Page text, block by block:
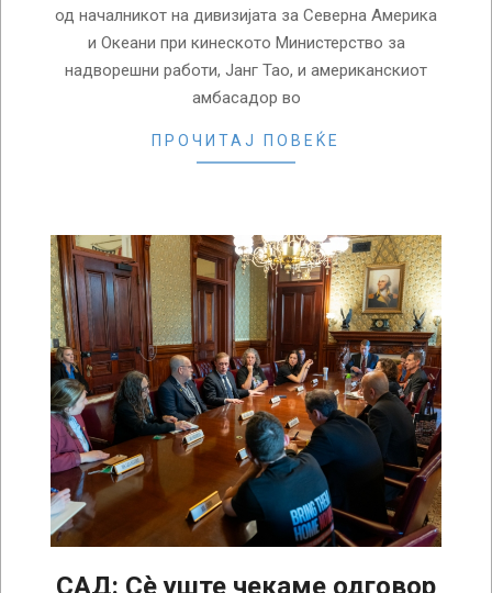
од началникот на дивизијата за Северна Америка
и Океани при кинеското Министерство за
надворешни работи, Јанг Тао, и американскиот
амбасадор во
ПРОЧИТАЈ ПОВЕЌЕ
САД: Сè уште чекаме одговор